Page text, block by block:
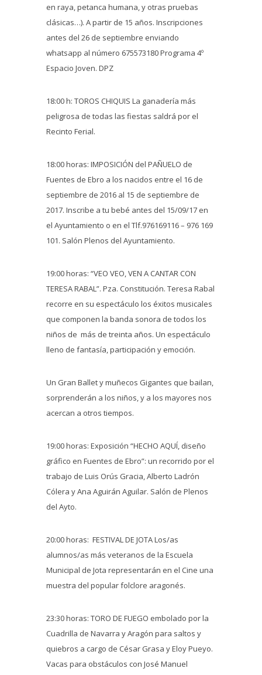
en raya, petanca humana, y otras pruebas
clásicas…). A partir de 15 años. Inscripciones
antes del 26 de septiembre enviando
whatsapp al número 675573180 Programa 4º
Espacio Joven. DPZ
18:00 h: TOROS CHIQUIS La ganadería más
peligrosa de todas las fiestas saldrá por el
Recinto Ferial.
18:00 horas: IMPOSICIÓN del PAÑUELO de
Fuentes de Ebro a los nacidos entre el 16 de
septiembre de 2016 al 15 de septiembre de
2017. Inscribe a tu bebé antes del 15/09/17 en
el Ayuntamiento o en el Tlf.976169116 – 976 169
101. Salón Plenos del Ayuntamiento.
19:00 horas: “VEO VEO, VEN A CANTAR CON
TERESA RABAL”. Pza. Constitución. Teresa Rabal
recorre en su espectáculo los éxitos musicales
que componen la banda sonora de todos los
niños de más de treinta años. Un espectáculo
lleno de fantasía, participación y emoción.
Un Gran Ballet y muñecos Gigantes que bailan,
sorprenderán a los niños, y a los mayores nos
acercan a otros tiempos.
19:00 horas: Exposición “HECHO AQUÍ, diseño
gráfico en Fuentes de Ebro”: un recorrido por el
trabajo de Luis Orús Gracia, Alberto Ladrón
Cólera y Ana Aguirán Aguilar. Salón de Plenos
del Ayto.
20:00 horas: FESTIVAL DE JOTA Los/as
alumnos/as más veteranos de la Escuela
Municipal de Jota representarán en el Cine una
muestra del popular folclore aragonés.
23:30 horas: TORO DE FUEGO embolado por la
Cuadrilla de Navarra y Aragón para saltos y
quiebros a cargo de César Grasa y Eloy Pueyo.
Vacas para obstáculos con José Manuel